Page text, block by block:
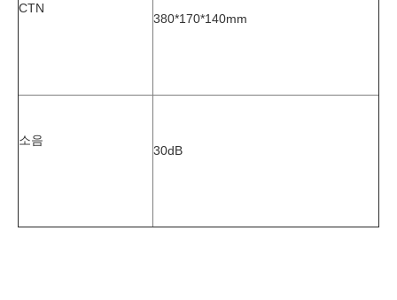
CTN
380*170*140mm
소음
30dB